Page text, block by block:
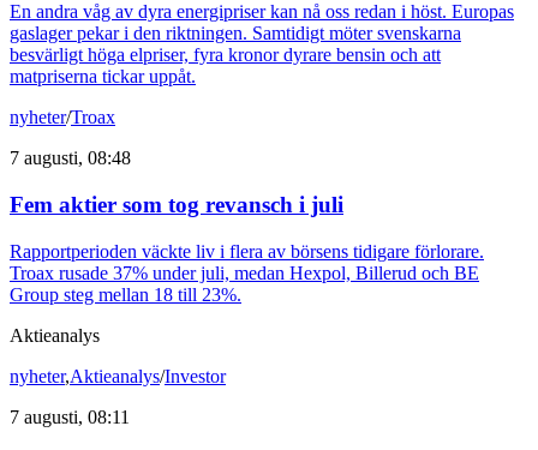
En andra våg av dyra energipriser kan nå oss redan i höst. Europas
gaslager pekar i den riktningen. Samtidigt möter svenskarna
besvärligt höga elpriser, fyra kronor dyrare bensin och att
matpriserna tickar uppåt.
nyheter/Troax
7 augusti, 08:48
Fem aktier som tog revansch i juli
Rapportperioden väckte liv i flera av börsens tidigare förlorare.
Troax rusade 37% under juli, medan Hexpol, Billerud och BE
Group steg mellan 18 till 23%.
Aktieanalys
nyheter,Aktieanalys/Investor
7 augusti, 08:11